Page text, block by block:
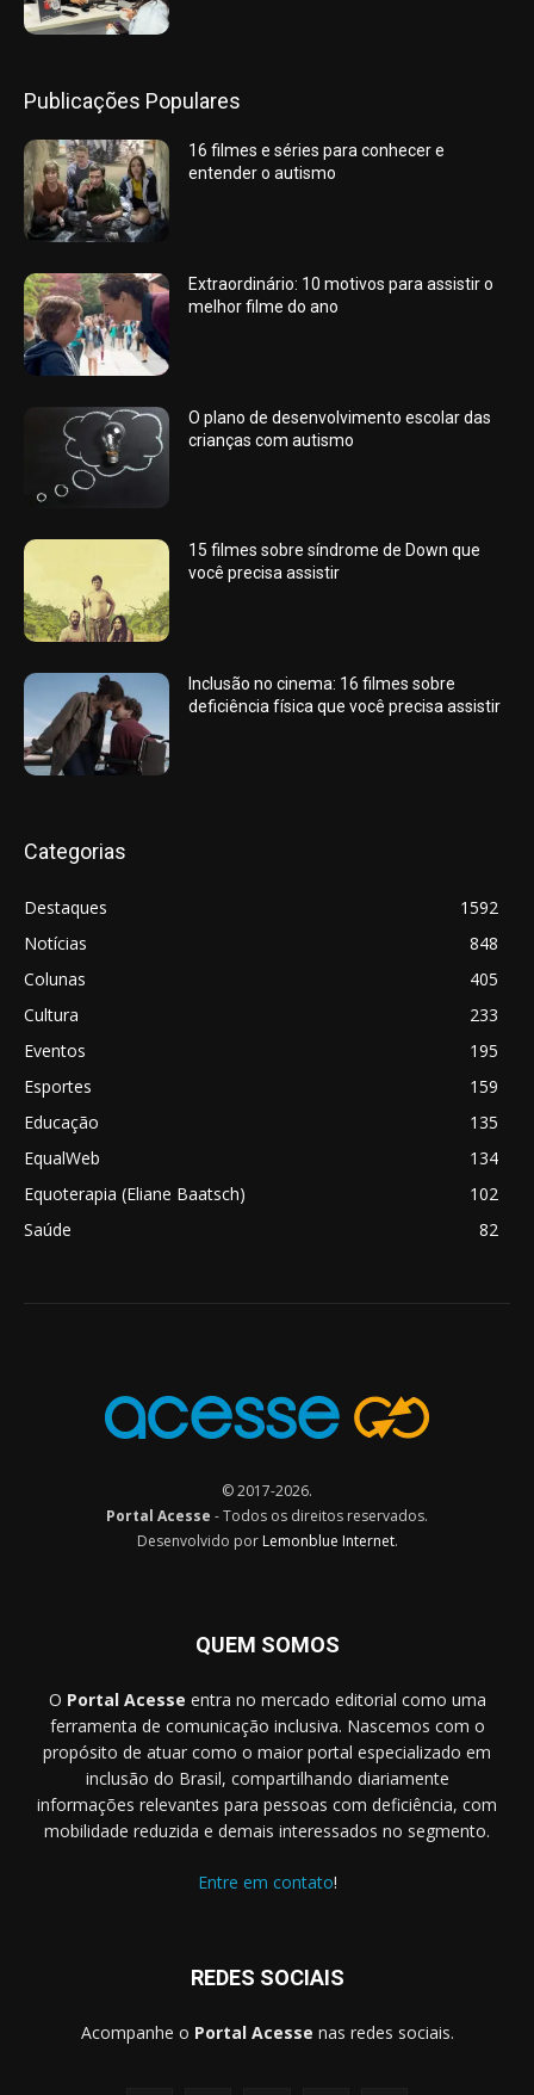
Publicações Populares
16 filmes e séries para conhecer e
entender o autismo
Extraordinário: 10 motivos para assistir o
melhor filme do ano
O plano de desenvolvimento escolar das
crianças com autismo
15 filmes sobre síndrome de Down que
você precisa assistir
Inclusão no cinema: 16 filmes sobre
deficiência física que você precisa assistir
Categorias
Destaques
1592
Notícias
848
Colunas
405
Cultura
233
Eventos
195
Esportes
159
Educação
135
EqualWeb
134
Equoterapia (Eliane Baatsch)
102
Saúde
82
© 2017-2026.
Portal Acesse - Todos os direitos reservados.
Desenvolvido por Lemonblue Internet.
QUEM SOMOS
O Portal Acesse entra no mercado editorial como uma
ferramenta de comunicação inclusiva. Nascemos com o
propósito de atuar como o maior portal especializado em
inclusão do Brasil, compartilhando diariamente
informações relevantes para pessoas com deficiência, com
mobilidade reduzida e demais interessados no segmento.
Entre em contato!
REDES SOCIAIS
Acompanhe o Portal Acesse nas redes sociais.